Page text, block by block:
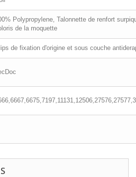
Polypropylene, Talonnette de renfort
de la moquette
de fixation d'origine et sous couche